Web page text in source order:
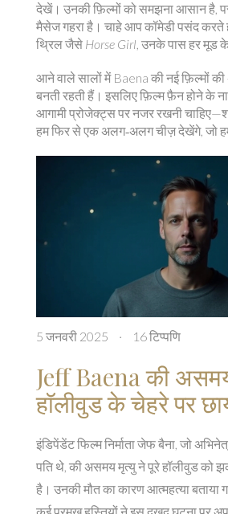
देखें। उनकी फ़िल्मों को समझना आसान है,
मैसेज गहरा है। चाहे आप कॉमेडी पसंद करते
थ्रिल जैसे Horse Girl, उनके पास हर मूड
आने वाले सालों में Baena की नई फ़िल्मों
बनती रहती हैं। इसलिए फ़िल्म फ़ैन होने के
आगामी प्रोजेक्ट्स पर नजर रखनी
हम फिर से एक अलग‑अलग चीज़ देखेंगे, जो
5 जनवरी 2025 · 16 टिप्पणि
Jeff Baena की
हॉलीवुड के चेहरे पर
इंडिपेंडेंट फिल्म निर्माता जेफ बैना, जो
पति थे, की असमय मृत्यु ने पूरे हॉलीवुड को
है। उनकी मौत का कारण आत्महत्या बताया